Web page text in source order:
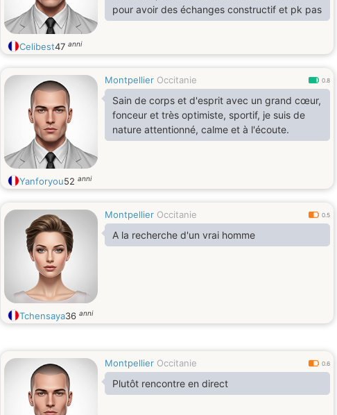
pour avoir des échanges constructif et pk pas
Celibest47 anni
Montpellier Occitanie 0.8
Sain de corps et d'esprit avec un grand cœur,
fonceur et très optimiste, sportif, je suis de
nature attentionné, calme et à l'écoute.
Yanforyou52 anni
Montpellier Occitanie 0.5
A la recherche d'un vrai homme
Tchensaya36 anni
Montpellier Occitanie 0.6
Plutôt rencontre en direct